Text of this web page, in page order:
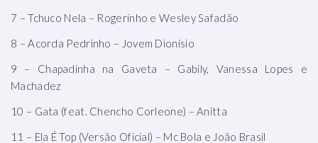
7 – Tchuco Nela – Rogerinho e Wesley Safadão
8 – Acorda Pedrinho – Jovem Dionísio
9 – Chapadinha na Gaveta – Gabily, Vanessa Lopes e
Machadez
10 – Gata (feat. Chencho Corleone) – Anitta
11 – Ela É Top (Versão Oficial) – Mc Bola e João Brasil